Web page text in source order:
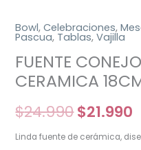
Bowl,Celebraciones,
Pascua, Tablas,Vajilla
FUENTE
CERAMICA
$24.990
original
era:
$24.990.
$21.990
Linda fuente de cerámica,